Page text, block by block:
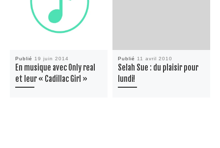
Publié 19 juin 2014
En musique avec Only real
et leur « Cadillac Girl »
Publié 11 avril 2010
Selah Sue : du plaisir pour
lundi!